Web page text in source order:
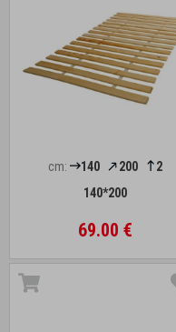
cm: 140 200
2
140*200
69.00 €